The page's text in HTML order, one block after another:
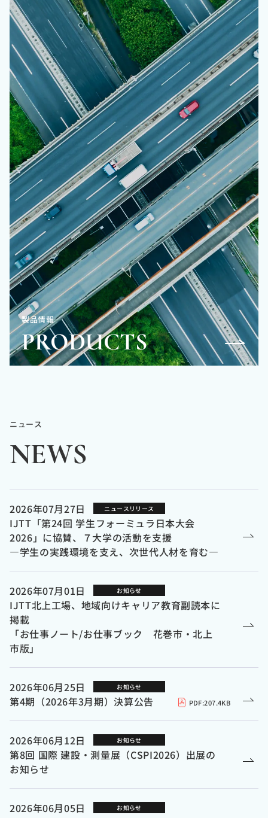
製品情報
PRODUCTS
ニュース
NEWS
2026年07月27日 ニュースリリース
IJTT「第24回 学生フォーミュラ日本大会
2026」に協賛、７大学の活動を支援
―学生の実践環境を支え、次世代人材を育む―
2026年07月01日 お知らせ
IJTT北上工場、地域向けキャリア教育副読本に
掲載
「お仕事ノート/お仕事ブック 花巻市・北上
市版」
2026年06月25日 お知らせ
第4期（2026年3月期）決算公告 PDF:207.4KB
2026年06月12日 お知らせ
第8回 国際 建設・測量展（CSPI2026）出展の
お知らせ
2026年06月05日 お知らせ